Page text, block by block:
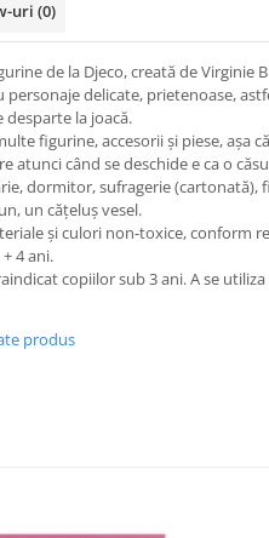
uri (0)
de la Djeco, creată de Virginie
personaje delicate, prietenoase,
desparte la joacă.
figurine, accesorii și piese, așa
atunci când se deschide e ca o
dormitor, sufragerie (cartonată),
un cățeluș vesel.
și culori non-toxice, conform
4 ani.
copiilor sub 3 ani. A se
produs